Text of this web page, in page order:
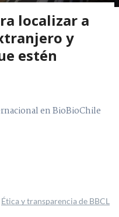
localizar a
y
estén
en BioBioChile
Ética y transparencia de BBCL